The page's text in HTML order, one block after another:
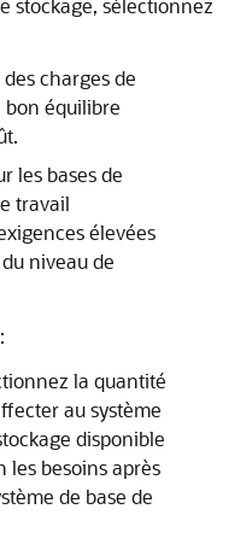
stockage, sélectionnez
charges de
équilibre
les bases de
travail
élevées
niveau de
la quantité
au système
disponible
les besoins après
de base de